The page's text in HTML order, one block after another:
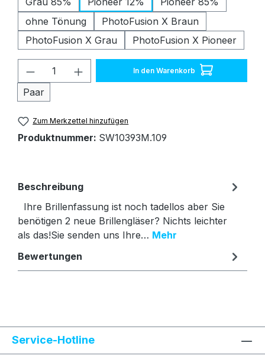
ohne Tönung
PhotoFusion X Braun
PhotoFusion X Grau
PhotoFusion X Pioneer
Produkt Anzahl: Gib den
Paar
In den Warenkorb
Zum Merkzettel hinzufügen
Produktnummer: SW10393M.109
Beschreibung
Ihre Brillenfassung ist noch tadellos aber Sie
benötigen 2 neue Brillengläser? Nichts leichter
als das!Sie senden uns Ihre… Mehr
Bewertungen
Service-Hotline
Text vergrößern Hochkontrastmodus